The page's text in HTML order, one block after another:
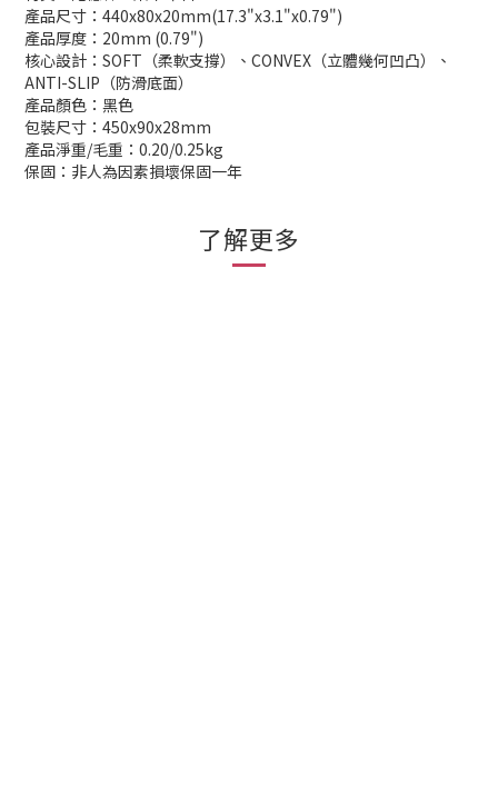
產品尺寸：440x80x20mm(17.3"x3.1"x0.79")
產品厚度：20mm (0.79")
核心設計：SOFT（柔軟支撐）、CONVEX（立體幾何凹凸）、
ANTI-SLIP（防滑底面）
產品顏色：黑色
包裝尺寸：450x90x28mm
產品淨重/毛重：0.20/0.25kg
保固：非人為因素損壞保固一年
了解更多